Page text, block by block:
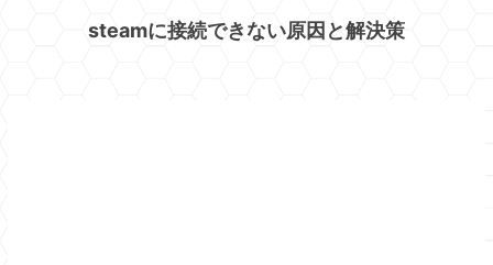
steamに接続できない原因と解決策